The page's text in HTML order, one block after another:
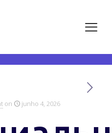
САЙТ
KRAKEN
on junho 4, 2026